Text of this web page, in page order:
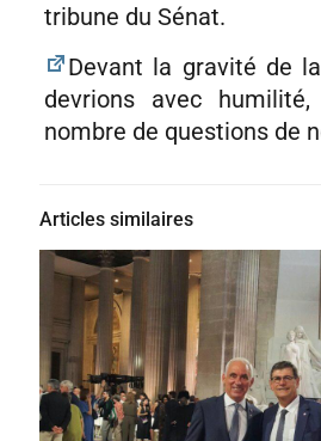
tribune du Sénat.
Devant la gravité de
devrions avec
nombre de questions de
Articles similaires